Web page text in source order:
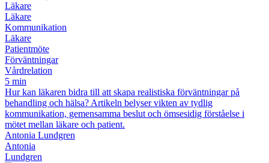
Läkare
Läkare
Kommunikation
Läkare
Patientmöte
Förväntningar
Vårdrelation
5 min
Hur kan läkaren bidra till att skapa realistiska förväntningar på
behandling och hälsa? Artikeln belyser vikten av tydlig
kommunikation, gemensamma beslut och ömsesidig förståelse i
mötet mellan läkare och patient.
Antonia Lundgren
Antonia
Lundgren